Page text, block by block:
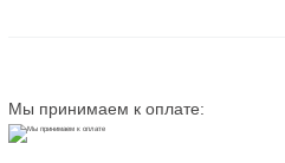
Мы принимаем к оплате: